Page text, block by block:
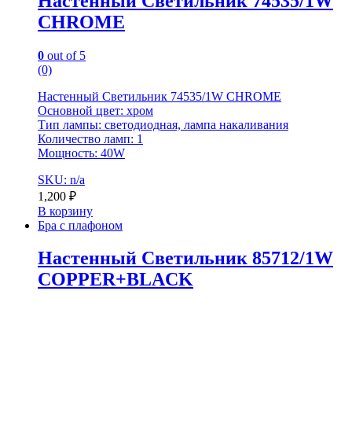
CHROME
0 out of 5
(0)
Настенный Светильник 74535/1W CHROME
Основной цвет: хром
Тип лампы: светодиодная, лампа накаливания
Количество ламп: 1
Мощность: 40W
SKU: n/a
1,200 ₽
В корзину
Бра с плафоном
Настенный Светильник 85712/1W
COPPER+BLACK